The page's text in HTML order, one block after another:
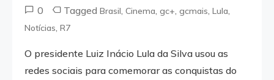
0 TaggedBrasil ,Cinema ,gc+ ,gcmais ,Lula
Notícias ,R7
O presidente Luiz Inácio Lula da Silva usou as
redes sociais para comemorar as conquistas do